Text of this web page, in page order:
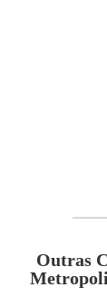
Outras